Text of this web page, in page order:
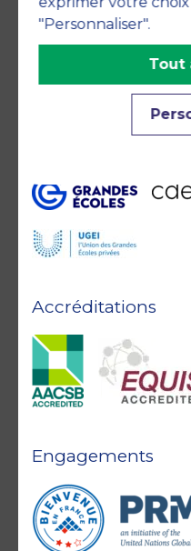
Accréditations
Engagements
"Personnaliser".
Tout